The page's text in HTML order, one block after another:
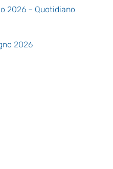
2026 – Quotidiano
2026